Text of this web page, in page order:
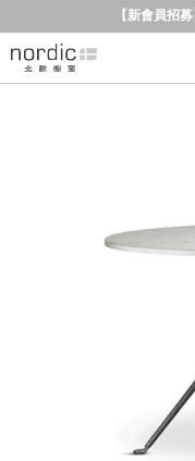
【新會員招